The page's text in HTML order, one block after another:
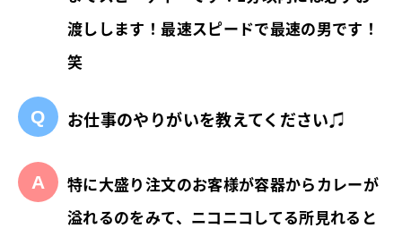
渡しします！最速スピードで最速の男です！
笑
お仕事のやりがいを教えてください♫
特に大盛り注文のお客様が容器からカレーが
溢れるのをみて、ニコニコしてる所見れると